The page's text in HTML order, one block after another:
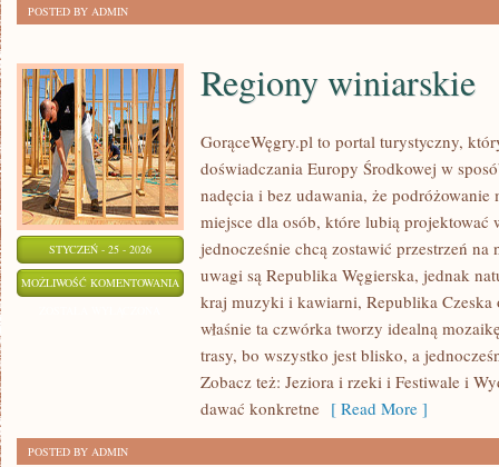
POSTED BY ADMIN
STYCZEŃ - 25 - 2026
MOŻLIWOŚĆ KOMENTOWANIA REGIONY
WINIARSKIE
Regiony winiarskie
GorąceWęgry.pl to portal turystyczny,
doświadczania Europy Środkowej w
nadęcia i bez udawania, że
miejsce dla osób, które lubią
jednocześnie chcą zostawić przestrzeń
uwagi są Republika Węgierska, jednak
kraj muzyki i kawiarni, Republika Czeska
właśnie ta czwórka tworzy idealną
trasy, bo wszystko jest blisko, a
Zobacz też: Jeziora i rzeki i Festiwale i
dawać konkretne [ Read More ]
POSTED BY ADMIN